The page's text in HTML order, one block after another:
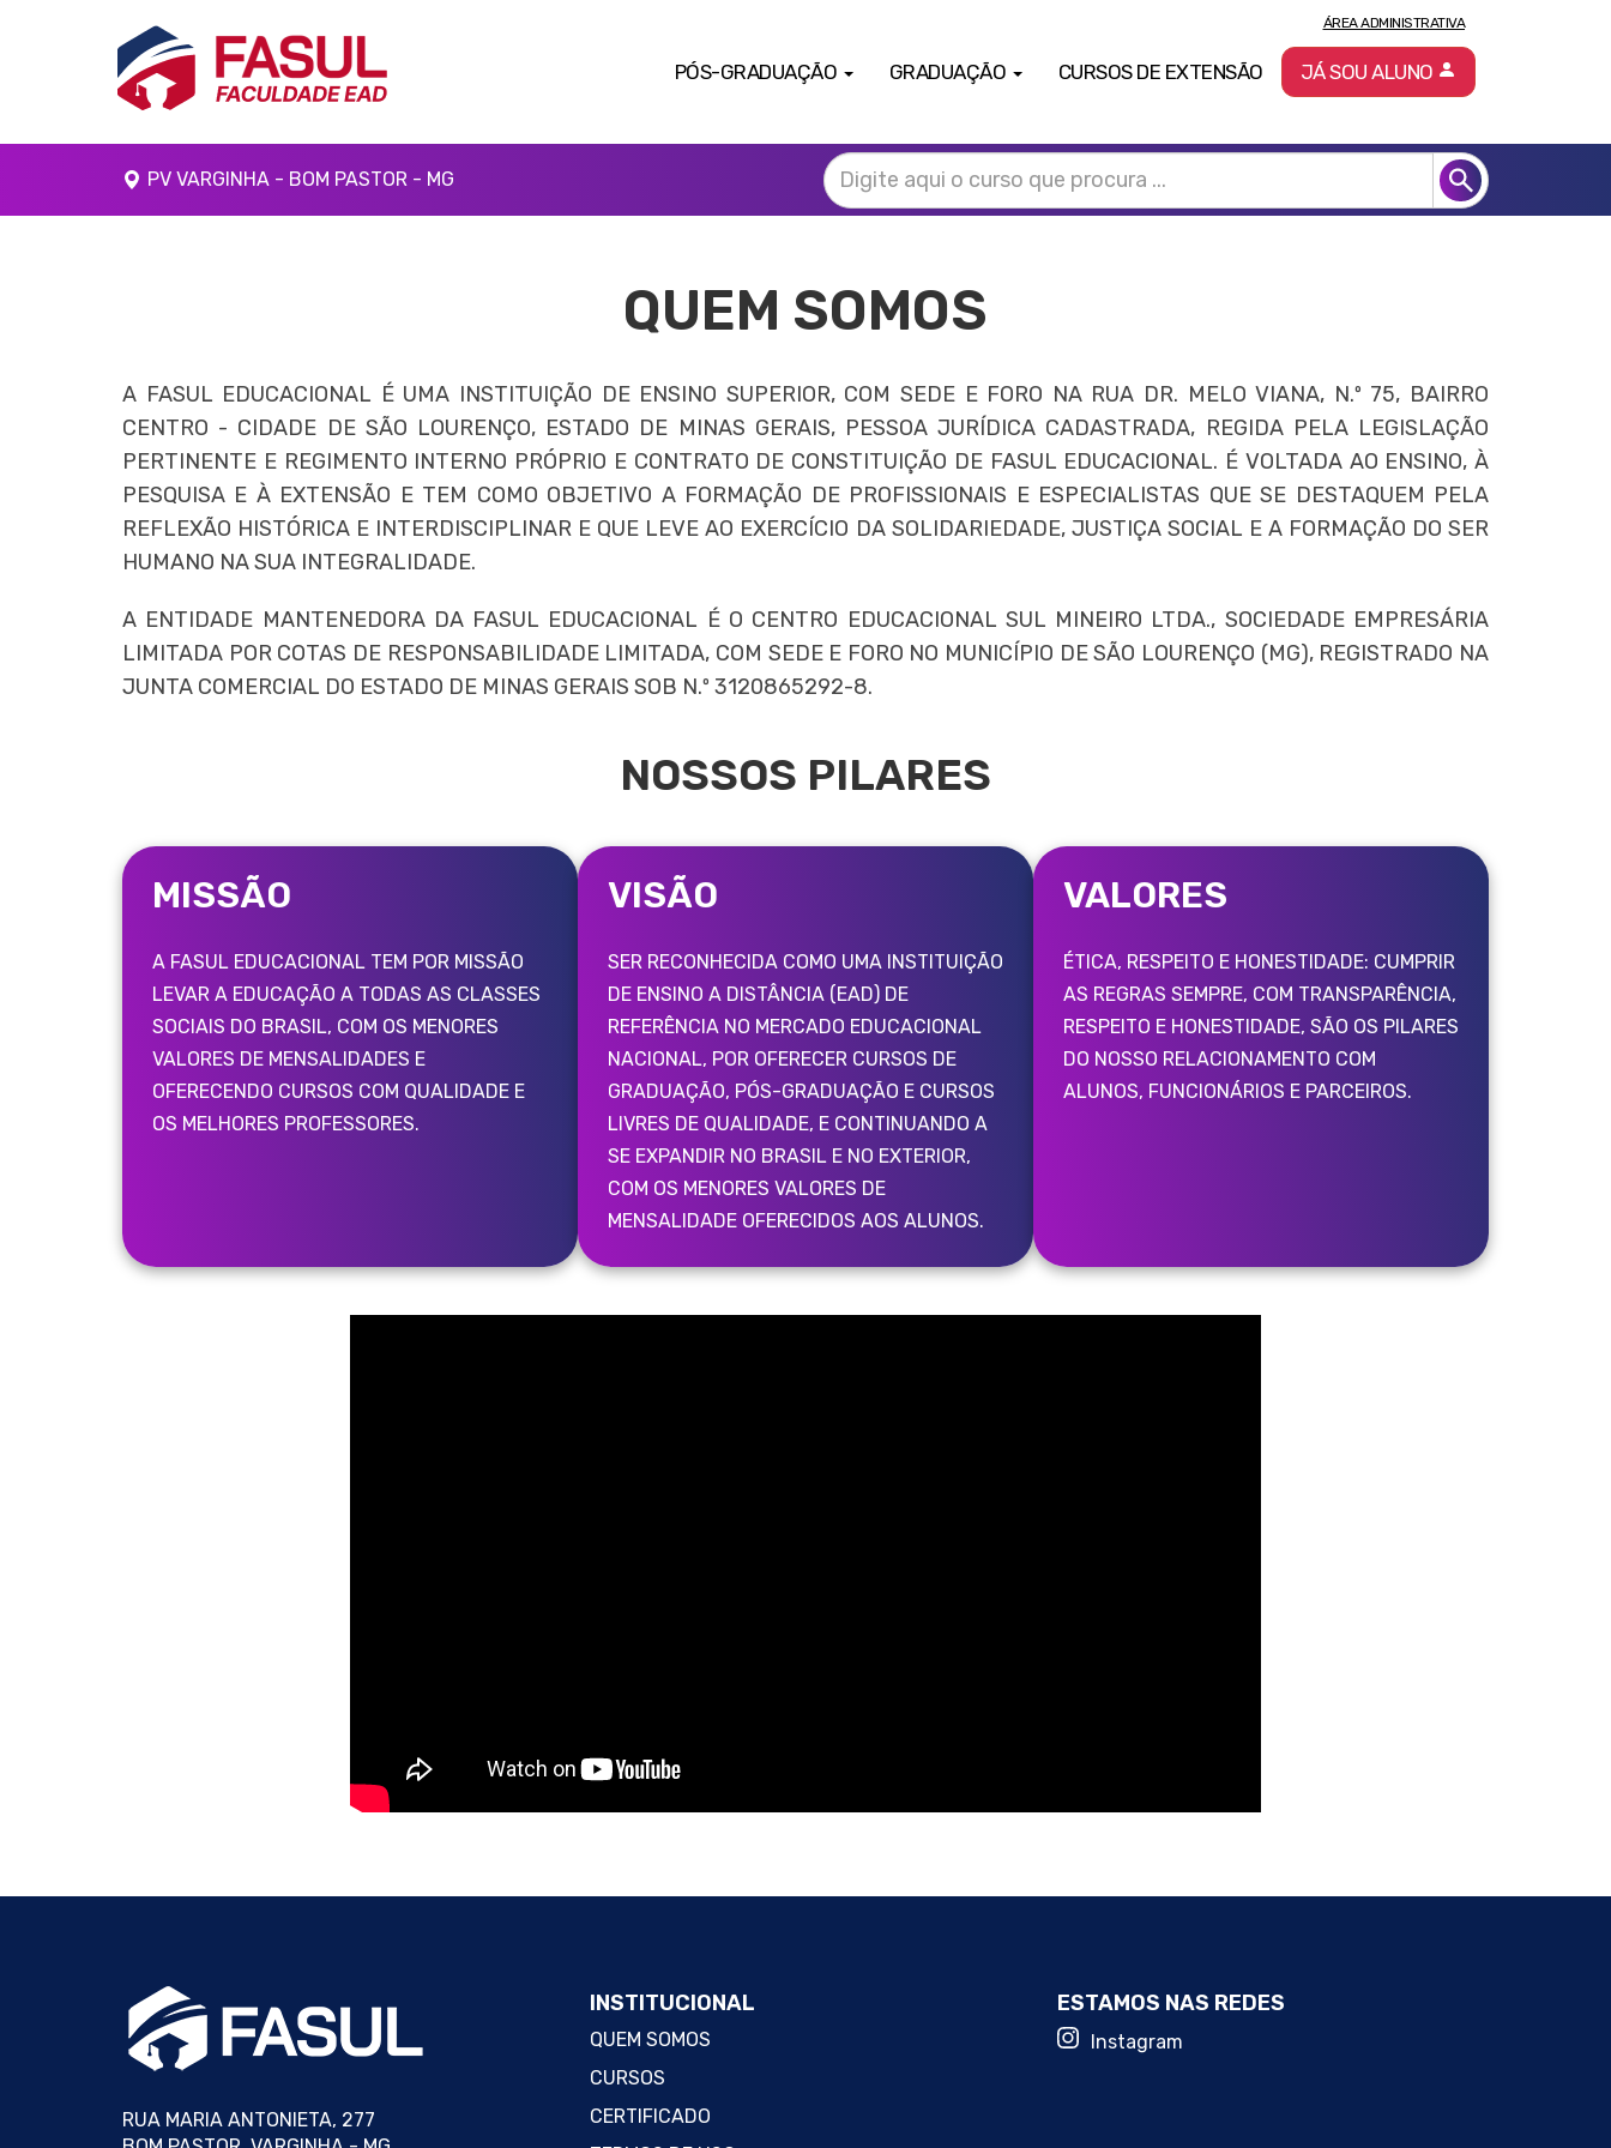
PÓS-GRADUAÇÃO GRADUAÇÃO CURSOS DE EXTENSÃO
ÁREA ADMINISTRATIVA
JÁ SOU ALUNO
PV VARGINHA - BOM PASTOR - MG
QUEM SOMOS
A FASUL EDUCACIONAL É UMA INSTITUIÇÃO DE ENSINO SUPERIOR, COM SEDE E FORO NA RUA DR. MELO VIANA, N.º 75, BAIRRO
CENTRO - CIDADE DE SÃO LOURENÇO, ESTADO DE MINAS GERAIS, PESSOA JURÍDICA CADASTRADA, REGIDA PELA LEGISLAÇÃO
PERTINENTE E REGIMENTO INTERNO PRÓPRIO E CONTRATO DE CONSTITUIÇÃO DE FASUL EDUCACIONAL. É VOLTADA AO ENSINO, À
PESQUISA E À EXTENSÃO E TEM COMO OBJETIVO A FORMAÇÃO DE PROFISSIONAIS E ESPECIALISTAS QUE SE DESTAQUEM PELA
REFLEXÃO HISTÓRICA E INTERDISCIPLINAR E QUE LEVE AO EXERCÍCIO DA SOLIDARIEDADE, JUSTIÇA SOCIAL E A FORMAÇÃO DO SER
HUMANO NA SUA INTEGRALIDADE.
A ENTIDADE MANTENEDORA DA FASUL EDUCACIONAL É O CENTRO EDUCACIONAL SUL MINEIRO LTDA., SOCIEDADE EMPRESÁRIA
LIMITADA POR COTAS DE RESPONSABILIDADE LIMITADA, COM SEDE E FORO NO MUNICÍPIO DE SÃO LOURENÇO (MG), REGISTRADO NA
JUNTA COMERCIAL DO ESTADO DE MINAS GERAIS SOB N.º 3120865292-8.
NOSSOS PILARES
MISSÃO
A FASUL EDUCACIONAL TEM POR MISSÃO
LEVAR A EDUCAÇÃO A TODAS AS CLASSES
SOCIAIS DO BRASIL, COM OS MENORES
VALORES DE MENSALIDADES E
OFERECENDO CURSOS COM QUALIDADE E
OS MELHORES PROFESSORES.
VISÃO
SER RECONHECIDA COMO UMA INSTITUIÇÃO
DE ENSINO A DISTÂNCIA (EAD) DE
REFERÊNCIA NO MERCADO EDUCACIONAL
NACIONAL, POR OFERECER CURSOS DE
GRADUAÇÃO, PÓS-GRADUAÇÃO E CURSOS
LIVRES DE QUALIDADE, E CONTINUANDO A
SE EXPANDIR NO BRASIL E NO EXTERIOR,
COM OS MENORES VALORES DE
MENSALIDADE OFERECIDOS AOS ALUNOS.
VALORES
ÉTICA, RESPEITO E HONESTIDADE: CUMPRIR
AS REGRAS SEMPRE, COM TRANSPARÊNCIA,
RESPEITO E HONESTIDADE, SÃO OS PILARES
DO NOSSO RELACIONAMENTO COM
ALUNOS, FUNCIONÁRIOS E PARCEIROS.
RUA MARIA ANTONIETA, 277
INSTITUCIONAL
QUEM SOMOS
CURSOS
CERTIFICADO
ESTAMOS NAS REDES
Instagram